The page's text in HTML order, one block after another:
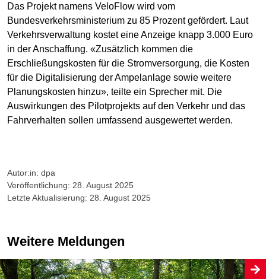
Das Projekt namens VeloFlow wird vom
Bundesverkehrsministerium zu 85 Prozent gefördert. Laut
Verkehrsverwaltung kostet eine Anzeige knapp 3.000 Euro
in der Anschaffung. «Zusätzlich kommen die
Erschließungskosten für die Stromversorgung, die Kosten
für die Digitalisierung der Ampelanlage sowie weitere
Planungskosten hinzu», teilte ein Sprecher mit. Die
Auswirkungen des Pilotprojekts auf den Verkehr und das
Fahrverhalten sollen umfassend ausgewertet werden.
Autor:in: dpa
Veröffentlichung: 28. August 2025
Letzte Aktualisierung: 28. August 2025
Weitere Meldungen